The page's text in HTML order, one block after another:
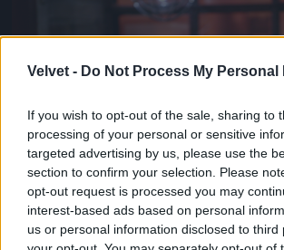
Velvet - Do Not Process My
If you wish to opt-out of the sale, sharing to
processing of your personal or sensitive
targeted advertising by us, please use the
section to confirm your selection. Please
opt-out request is processed you may
interest-based ads based on personal
us or personal information disclosed to third
Jön még kép!